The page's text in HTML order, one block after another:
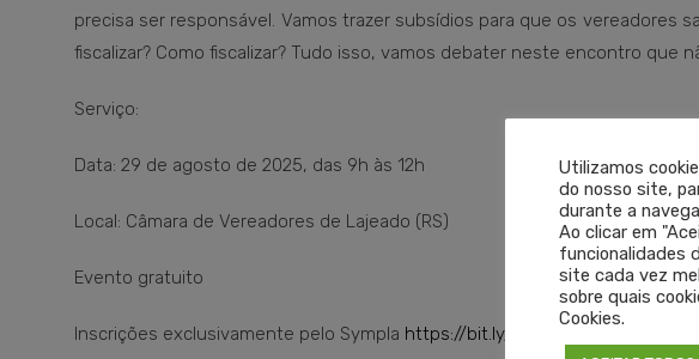
precisa ser responsável. Vamos trazer subsídios para que os vereadores
fiscalizar? Como fiscalizar? Tudo isso, vamos debater neste encontro que
Serviço:
Data: 29 de agosto de 2025, das 9h às 12h
Local: Câmara de Vereadores de Lajeado (RS)
Evento gratuito
Inscrições exclusivamente pelo Sympla https://bit.ly/cremersemlajeado
Utilizamos
do nosso site,
durante a
Ao clicar em
funcionalidades
site cada vez
sobre quais
Cookies.